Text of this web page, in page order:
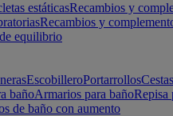
estáticasRecambios y
Recambios y
equilibrio
EscobilleroPortarrollos
bañoArmarios para bañoRepisa
de baño con aumento